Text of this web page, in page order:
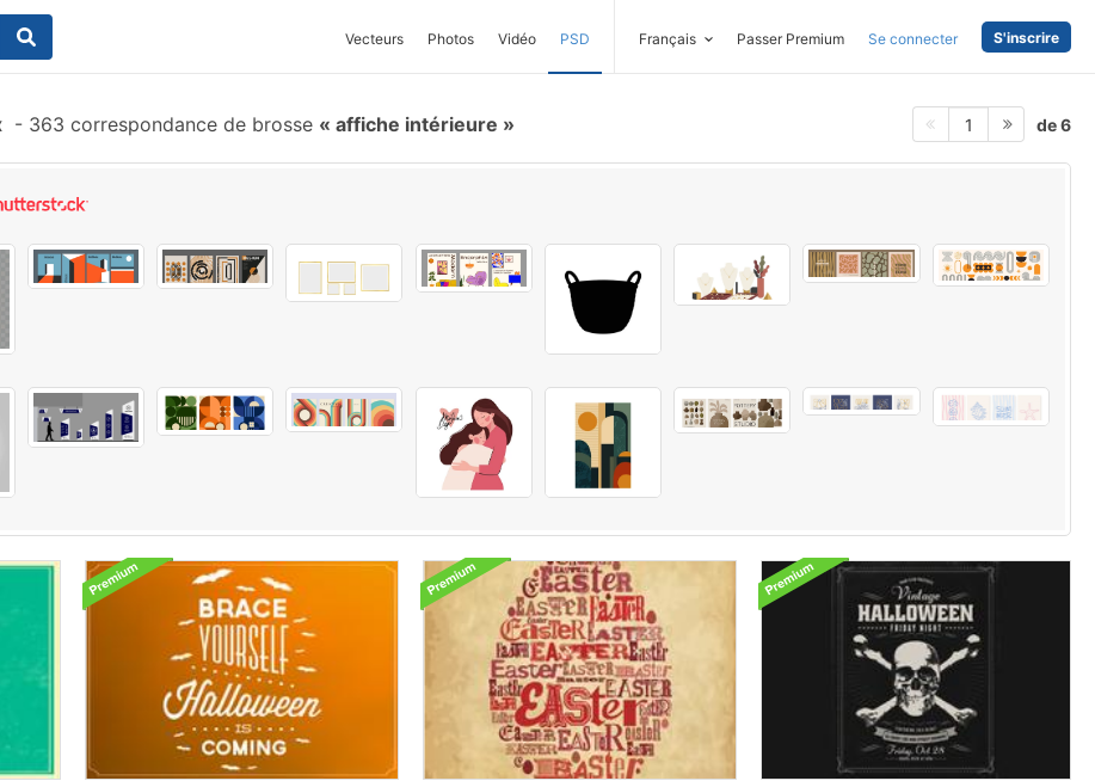
Vecteurs Photos Vidéo PSD Français Passer Premium Se connecter S'inscrire
- 363 correspondance de brosse affiche intérieure 1 de 6